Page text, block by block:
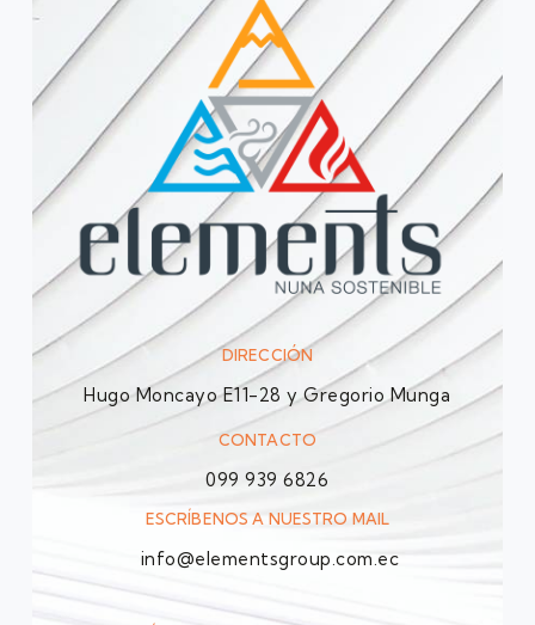
DIRECCIÓN
Hugo Moncayo E11-28 y Gregorio Munga
CONTACTO
099 939 6826
ESCRÍBENOS A NUESTRO MAIL
info@elementsgroup.com.ec